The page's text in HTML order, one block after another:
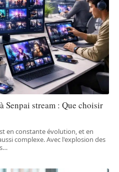
Senpai stream : Que choisir
en constante évolution, et en
complexe. Avec l'explosion des
…